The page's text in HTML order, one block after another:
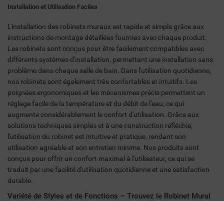
Installation et Utilisation Faciles
L'installation des robinets muraux est rapide et simple grâce aux
instructions de montage détaillées fournies avec chaque produit.
Les robinets sont conçus pour être facilement compatibles avec
différents systèmes d'installation, permettant une installation sans
problème dans chaque salle de bain. Dans l'utilisation quotidienne,
nos robinets sont également très confortables et intuitifs. Les
poignées ergonomiques et les mécanismes précis permettent un
réglage facile de la température et du débit de l'eau, ce qui
augmente considérablement le confort d'utilisation. Grâce aux
solutions techniques simples et à une construction réfléchie,
l'utilisation du robinet est intuitive et pratique, rendant son
utilisation agréable et son entretien minime. Nos produits sont
conçus pour offrir un confort maximal à l'utilisateur, ce qui se
traduit par une facilité d'utilisation quotidienne et une satisfaction
durable.
Variété de Styles et de Fonctions – Trouvez le Robinet Mural